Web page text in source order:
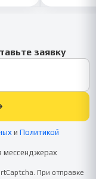
заявку
и Политикой
мессенджерах
При отправке